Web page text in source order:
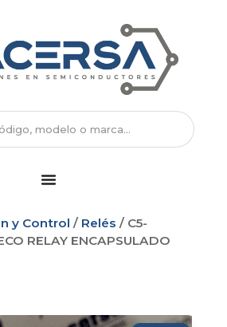
y Control / Relés / C5-
RELAY ENCAPSULADO